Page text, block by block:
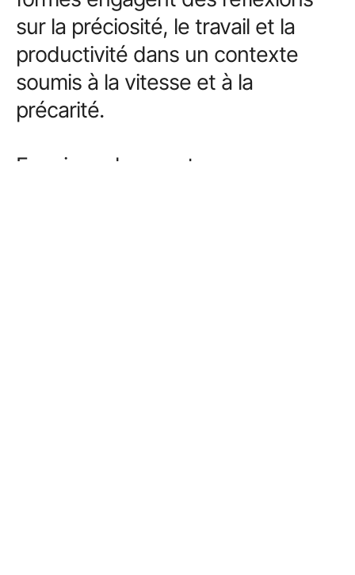
sur la préciosité, le travail et la
productivité dans un contexte
soumis à la vitesse et à la
précarité.
En raison de sa nature, ma